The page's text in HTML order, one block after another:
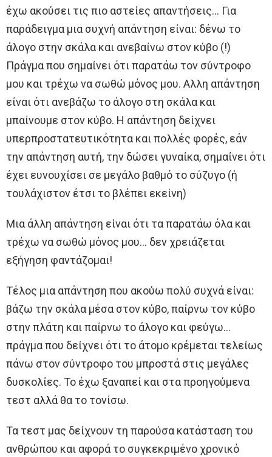
έχω ακούσει τις πιο αστείες απαντήσεις… Για
παράδειγμα μια συχνή απάντηση είναι: δένω το
άλογο στην σκάλα και ανεβαίνω στον κύβο (!)
Πράγμα που σημαίνει ότι παρατάω τον σύντροφο
μου και τρέχω να σωθώ μόνος μου. Αλλη απάντηση
είναι ότι ανεβάζω το άλογο στη σκάλα και
μπαίνουμε στον κύβο. Η απάντηση δείχνει
υπερπροστατευτικότητα και πολλές φορές, εάν
την απάντηση αυτή, την δώσει γυναίκα, σημαίνει ότι
έχει ευνουχίσει σε μεγάλο βαθμό το σύζυγο (ή
τουλάχιστον έτσι το βλέπει εκείνη)
Μια άλλη απάντηση είναι ότι τα παρατάω όλα και
τρέχω να σωθώ μόνος μου… δεν χρειάζεται
εξήγηση φαντάζομαι!
Τέλος μια απάντηση που ακούω πολύ συχνά είναι:
βάζω την σκάλα μέσα στον κύβο, παίρνω τον κύβο
στην πλάτη και παίρνω το άλογο και φεύγω…
πράγμα που δείχνει ότι το άτομο κρέμεται τελείως
πάνω στον σύντροφο του μπροστά στις μεγάλες
δυσκολίες. Το έχω ξαναπεί και στα προηγούμενα
τεστ αλλά θα το τονίσω.
Τα τεστ μας δείχνουν τη παρούσα κατάσταση του
ανθρώπου και αφορά το συγκεκριμένο χρονικό